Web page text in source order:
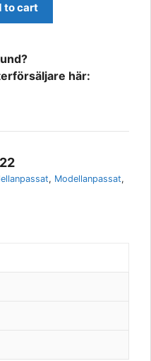
to cart
här:
, Modellanpassat,